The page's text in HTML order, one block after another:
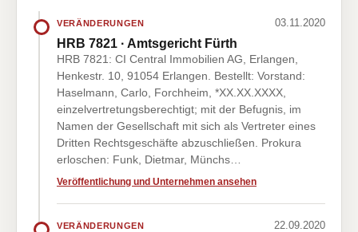
VERÄNDERUNGEN 03.11.2020
HRB 7821 · Amtsgericht Fürth
HRB 7821: CI Central Immobilien AG, Erlangen,
Henkestr. 10, 91054 Erlangen. Bestellt: Vorstand:
Haselmann, Carlo, Forchheim, *XX.XX.XXXX,
einzelvertretungsberechtigt; mit der Befugnis, im
Namen der Gesellschaft mit sich als Vertreter eines
Dritten Rechtsgeschäfte abzuschließen. Prokura
erloschen: Funk, Dietmar, Münchs…
Veröffentlichung und Unternehmen ansehen
VERÄNDERUNGEN 22.09.2020